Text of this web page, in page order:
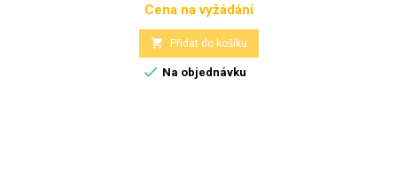
Cena
Cena na vyžádání
 Přidat do košíku
 Na objednávku